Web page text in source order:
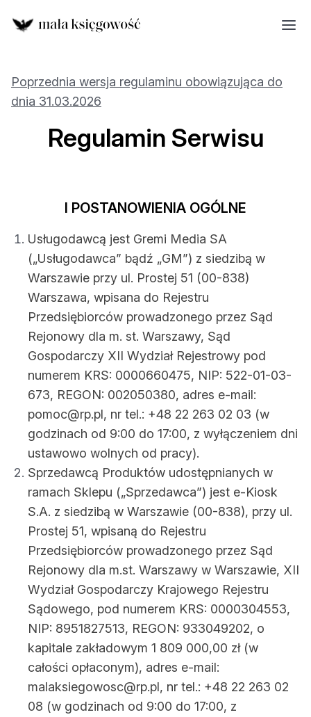
Poprzednia wersja regulaminu obowiązująca do
dnia 31.03.2026
Regulamin Serwisu
I POSTANOWIENIA OGÓLNE
Usługodawcą jest Gremi Media SA
(„Usługodawca” bądź „GM”) z siedzibą w
Warszawie przy ul. Prostej 51 (00-838)
Warszawa, wpisana do Rejestru
Przedsiębiorców prowadzonego przez Sąd
Rejonowy dla m. st. Warszawy, Sąd
Gospodarczy XII Wydział Rejestrowy pod
numerem KRS: 0000660475, NIP: 522-01-03-
673, REGON: 002050380, adres e-mail:
pomoc@rp.pl, nr tel.: +48 22 263 02 03 (w
godzinach od 9:00 do 17:00, z wyłączeniem dni
ustawowo wolnych od pracy).
Sprzedawcą Produktów udostępnianych w
ramach Sklepu („Sprzedawca”) jest e-Kiosk
S.A. z siedzibą w Warszawie (00-838), przy ul.
Prostej 51, wpisaną do Rejestru
Przedsiębiorców prowadzonego przez Sąd
Rejonowy dla m.st. Warszawy w Warszawie, XII
Wydział Gospodarczy Krajowego Rejestru
Sądowego, pod numerem KRS: 0000304553,
NIP: 8951827513, REGON: 933049202, o
kapitale zakładowym 1 809 000,00 zł (w
całości opłaconym), adres e-mail:
malaksiegowosc@rp.pl, nr tel.: +48 22 263 02
08 (w godzinach od 9:00 do 17:00, z